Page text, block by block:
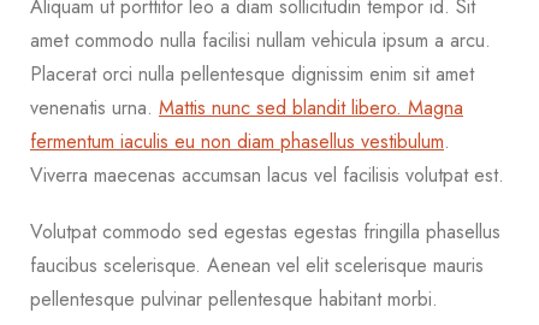
Aliquam ut porttitor leo a diam sollicitudin tempor id. Sit
amet commodo nulla facilisi nullam vehicula ipsum a arcu.
Placerat orci nulla pellentesque dignissim enim sit amet
venenatis urna. Mattis nunc sed blandit libero. Magna
fermentum iaculis eu non diam phasellus vestibulum.
Viverra maecenas accumsan lacus vel facilisis volutpat est.
Volutpat commodo sed egestas egestas fringilla phasellus
faucibus scelerisque. Aenean vel elit scelerisque mauris
pellentesque pulvinar pellentesque habitant morbi.